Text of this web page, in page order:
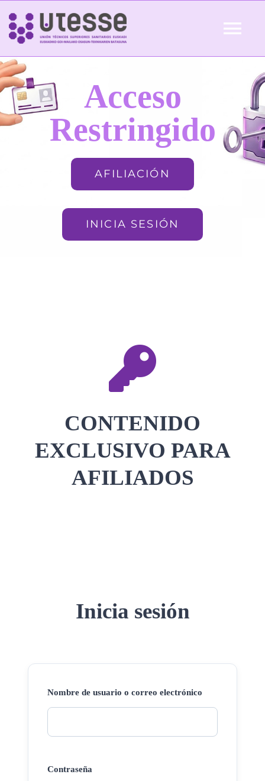
Skip
content
Inicio
QUIÉNES SOMOS Acceso
Restringido
AFILIACIÓN
INICIA SESIÓN
CONTENIDO
EXCLUSIVO PARA
AFILIADOS
Inicia sesión
Nombre de usuario o correo electrónico
Contraseña